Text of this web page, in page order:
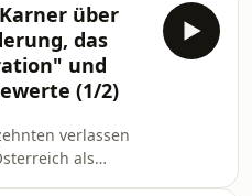
mit Gerhard
über
und die
einen
Haus. Auch
über
das
und
(1/2)
verlassen
als